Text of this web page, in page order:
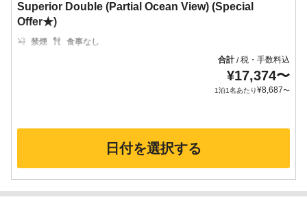
Superior Double (Partial Ocean View) (Special
Offer★)
禁煙
食事なし
合計/税・手数料込
¥17,374〜
1泊1名あたり¥8,687〜
日付を選択する